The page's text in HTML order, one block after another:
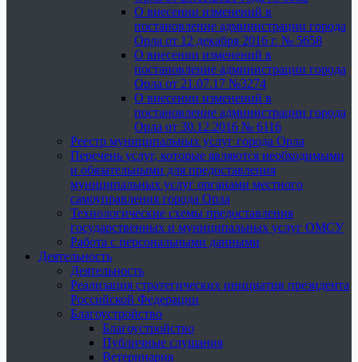
О внесении изменений в
постановление администрации города
Орла от 12 декабря 2016 г. № 5658
О внесении изменений в
постановление администрации города
Орла от 21.07.17 №3274
О внесении изменений в
постановление администрации города
Орла от 30.12.2016 № 6116
Реестр муниципальных услуг города Орла
Перечень услуг, которые являются необходимыми
и обязательными для предоставления
муниципальных услуг органами местного
самоуправления города Орла
Технологические схемы предоставления
государственных и муниципальных услуг ОМСУ
Работа с персональными данными
Деятельность
Деятельность
Реализация стратегических инициатив президента
Российской Федерации
Благоустройство
Благоустройство
Публичные слушания
Ветеринария